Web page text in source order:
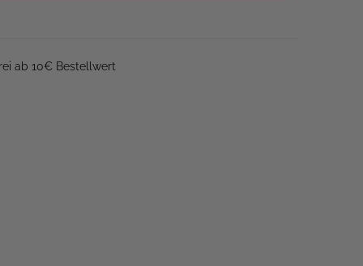
ab 10€ Bestellwert